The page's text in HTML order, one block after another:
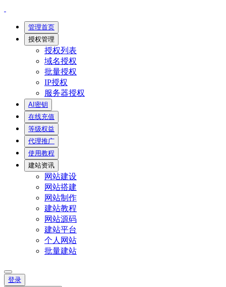
管理首页
授权管理
授权列表
域名授权
批量授权
IP授权
服务器授权
AI密钥
在线充值
等级权益
代理推广
使用教程
建站资讯
网站建设
网站搭建
网站制作
建站教程
网站源码
建站平台
个人网站
批量建站
登录